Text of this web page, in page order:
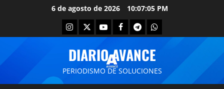
6 de agosto de 2026 10:07:05 PM
DIARIO AVANCE
PERIODISMO DE SOLUCIONES